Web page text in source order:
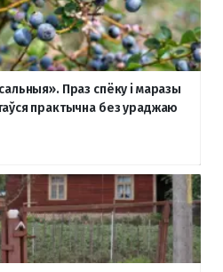
Праз спёку і маразы
практычна без ураджаю